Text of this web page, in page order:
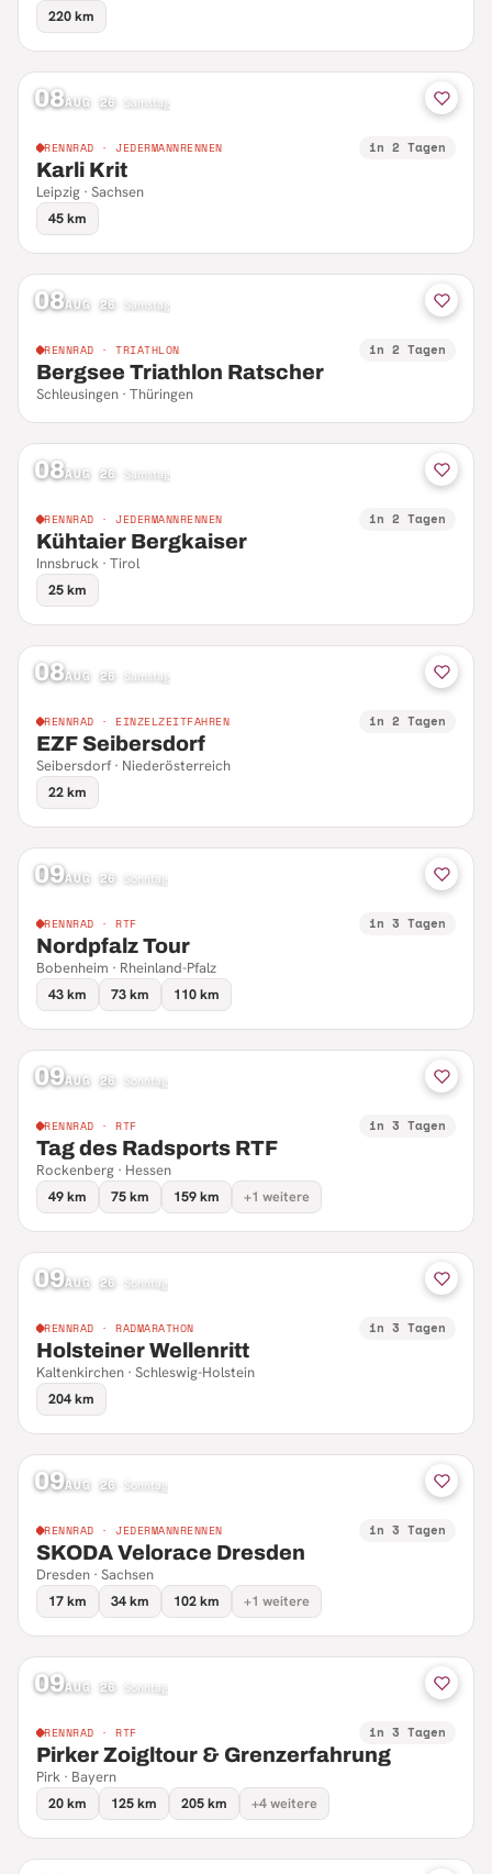
220 km
08AUG 26 Samstag
RENNRAD · JEDERMANNRENNEN in 2 Tagen
Karli Krit
Leipzig · Sachsen
45 km
08AUG 26 Samstag
RENNRAD · TRIATHLON in 2 Tagen
Bergsee Triathlon Ratscher
Schleusingen · Thüringen
08AUG 26 Samstag
RENNRAD · JEDERMANNRENNEN in 2 Tagen
Kühtaier Bergkaiser
Innsbruck · Tirol
25 km
08AUG 26 Samstag
RENNRAD · EINZELZEITFAHREN in 2 Tagen
EZF Seibersdorf
Seibersdorf · Niederösterreich
22 km
09AUG 26 Sonntag
RENNRAD · RTF in 3 Tagen
Nordpfalz Tour
Bobenheim · Rheinland-Pfalz
43 km
73 km 110 km
09AUG 26 Sonntag
RENNRAD · RTF in 3 Tagen
Tag des Radsports RTF
Rockenberg · Hessen
49 km
75 km 159 km +1 weitere
09AUG 26 Sonntag
RENNRAD · RADMARATHON in 3 Tagen
Holsteiner Wellenritt
Kaltenkirchen · Schleswig-Holstein
204 km
09AUG 26 Sonntag
RENNRAD · JEDERMANNRENNEN in 3 Tagen
SKODA Velorace Dresden
Dresden · Sachsen
17 km
34 km 102 km +1 weitere
09AUG 26 Sonntag
RENNRAD · RTF in 3 Tagen
Pirker Zoigltour & Grenzerfahrung
Pirk · Bayern
20 km
125 km 205 km +4 weitere